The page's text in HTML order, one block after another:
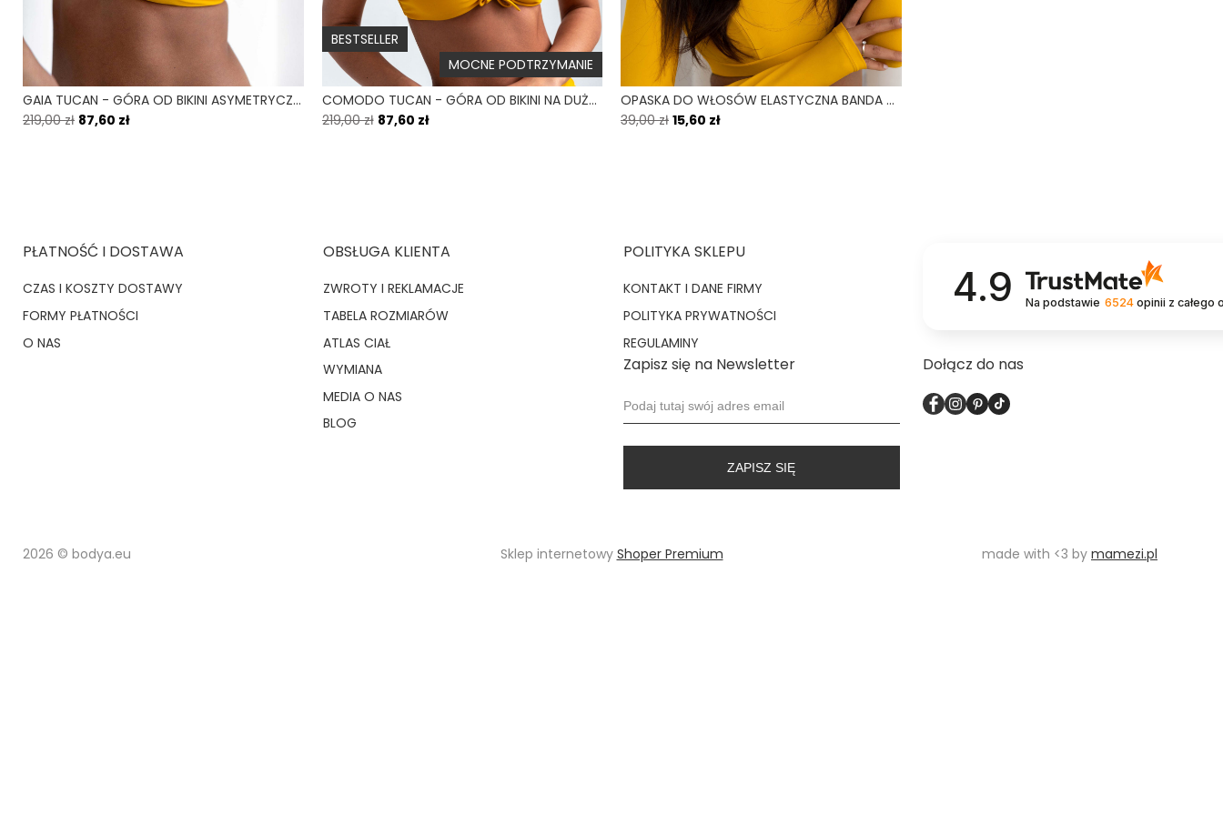
GAIA TUCAN - GÓRA OD BIKINI ASYMETRYCZNA ŻÓLTY
219,00 zł 87,60 zł
BESTSELLER
MOCNE PODTRZYMANIE
COMODO TUCAN - GÓRA OD BIKINI NA DUŻY BIUST ZABUDOWANA ŻÓŁTY
219,00 zł 87,60 zł
OPASKA DO WŁOSÓW ELASTYCZNA BANDA ŻÓŁTY TUCAN
39,00 zł 15,60 zł
PŁATNOŚĆ I DOSTAWA
CZAS I KOSZTY DOSTAWY
FORMY PŁATNOŚCI
O NAS
OBSŁUGA KLIENTA
ZWROTY I REKLAMACJE
TABELA ROZMIARÓW
ATLAS CIAŁ
WYMIANA
MEDIA O NAS
BLOG
POLITYKA SKLEPU
KONTAKT I DANE FIRMY
POLITYKA PRYWATNOŚCI
REGULAMINY
Zapisz się na Newsletter
ZAPISZ SIĘ
4.9 Na podstawie 6524 opinii z całego
Dołącz do nas
2026 © bodya.eu Sklep internetowy Shoper Premium made with <3 by mamezi.pl